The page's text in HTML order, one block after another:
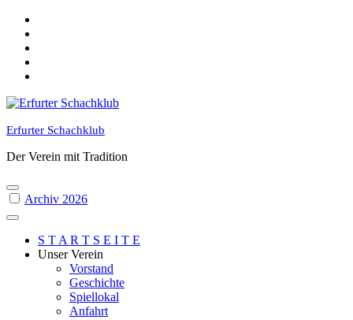
Skip
content
Erfurter Schachklub
Der Verein mit Tradition
Archiv 2026
S T A R T S E I T E
Unser Verein
Vorstand
Geschichte
Spiellokal
Anfahrt